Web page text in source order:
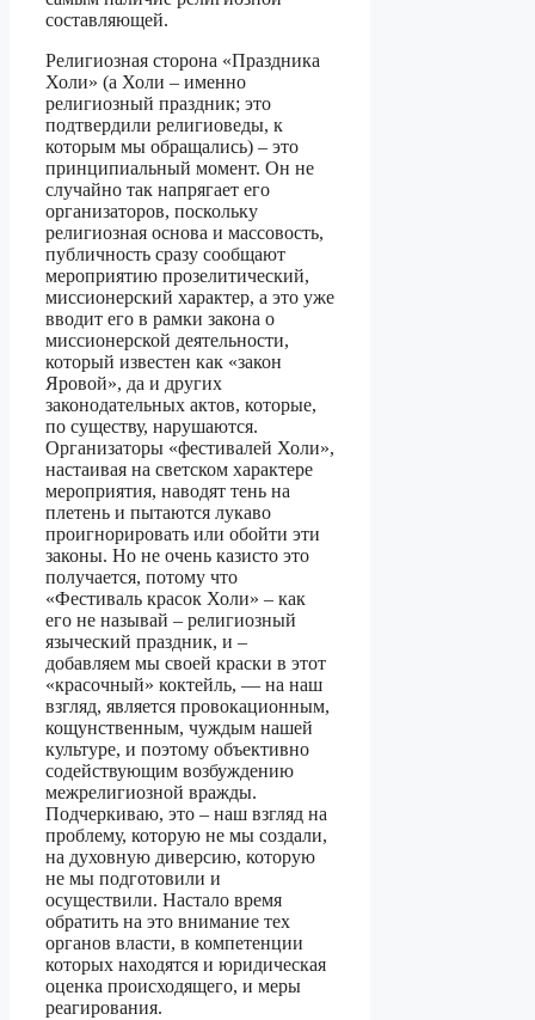
составляющей.
Религиозная сторона «Праздника
Холи» (а Холи – именно
религиозный праздник; это
подтвердили религиоведы, к
которым мы обращались) – это
принципиальный момент. Он не
случайно так напрягает его
организаторов, поскольку
религиозная основа и массовость,
публичность сразу сообщают
мероприятию прозелитический,
миссионерский характер, а это уже
вводит его в рамки закона о
миссионерской деятельности,
который известен как «закон
Яровой», да и других
законодательных актов, которые,
по существу, нарушаются.
Организаторы «фестивалей Холи»,
настаивая на светском характере
мероприятия, наводят тень на
плетень и пытаются лукаво
проигнорировать или обойти эти
законы. Но не очень казисто это
получается, потому что
«Фестиваль красок Холи» – как
его не называй – религиозный
языческий праздник, и –
добавляем мы своей краски в этот
«красочный» коктейль, — на наш
взгляд, является провокационным,
кощунственным, чуждым нашей
культуре, и поэтому объективно
содействующим возбуждению
межрелигиозной вражды.
Подчеркиваю, это – наш взгляд на
проблему, которую не мы создали,
на духовную диверсию, которую
не мы подготовили и
осуществили. Настало время
обратить на это внимание тех
органов власти, в компетенции
которых находятся и юридическая
оценка происходящего, и меры
реагирования.